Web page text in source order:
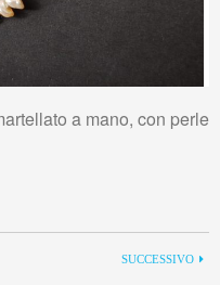
a mano, con perle
SUCCESSIVO